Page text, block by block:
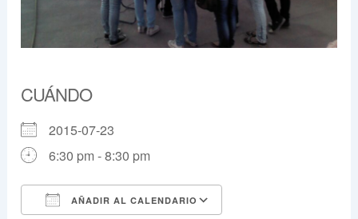
CUÁNDO
2015-07-23
6:30 pm - 8:30 pm
AÑADIR AL CALENDARIO